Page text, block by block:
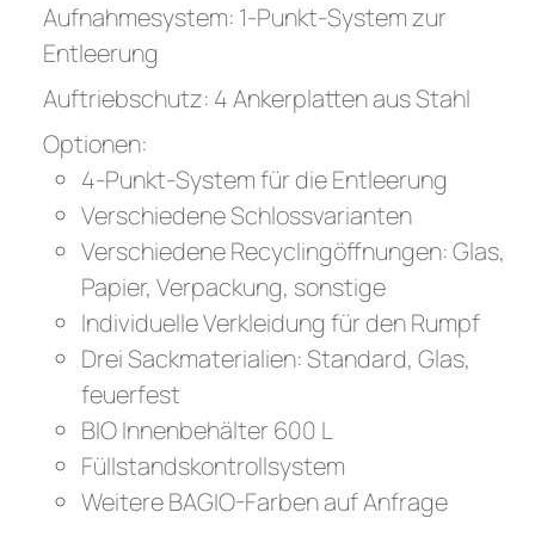
Aufnahmesystem: 1-Punkt-System zur
Entleerung
Auftriebschutz: 4 Ankerplatten aus Stahl
Optionen:
4-Punkt-System für die Entleerung
Verschiedene Schlossvarianten
Verschiedene Recyclingöffnungen: Glas,
Papier, Verpackung, sonstige
Individuelle Verkleidung für den Rumpf
Drei Sackmaterialien: Standard, Glas,
feuerfest
BIO Innenbehälter 600 L
Füllstandskontrollsystem
Weitere BAGIO-Farben auf Anfrage